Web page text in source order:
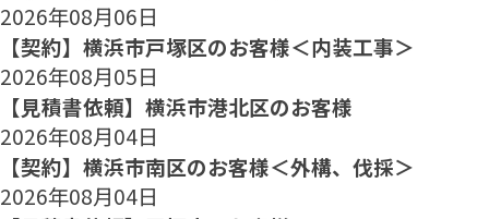
2026年08月06日
【契約】横浜市戸塚区のお客様＜内装工事＞
2026年08月05日
【見積書依頼】横浜市港北区のお客様
2026年08月04日
【契約】横浜市南区のお客様＜外構、伐採＞
2026年08月04日